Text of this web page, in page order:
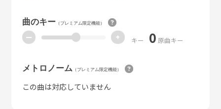
曲のキー（プレミアム限定機能）
ー + キー 0 原曲キー
メトロノーム（プレミアム限定機能）
この曲は対応していません